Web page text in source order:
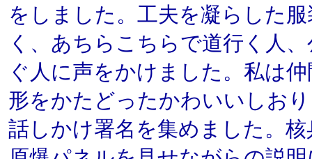
をしました。工夫を凝らした
く、あちらこちらで道行く人
ぐ人に声をかけました。私は
形をかたどったかわいいしお
話しかけ署名を集めました。